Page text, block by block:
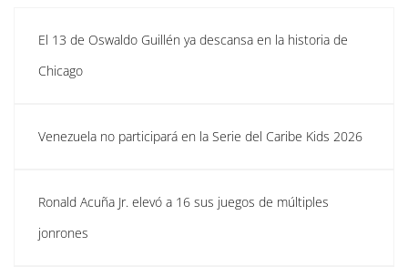
El 13 de Oswaldo Guillén ya descansa en la historia de
Chicago
Venezuela no participará en la Serie del Caribe Kids 2026
Ronald Acuña Jr. elevó a 16 sus juegos de múltiples
jonrones